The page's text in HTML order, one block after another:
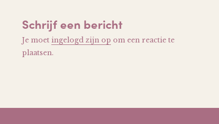
Schrijf een bericht
Je moet ingelogd zijn op om een reactie te
plaatsen.